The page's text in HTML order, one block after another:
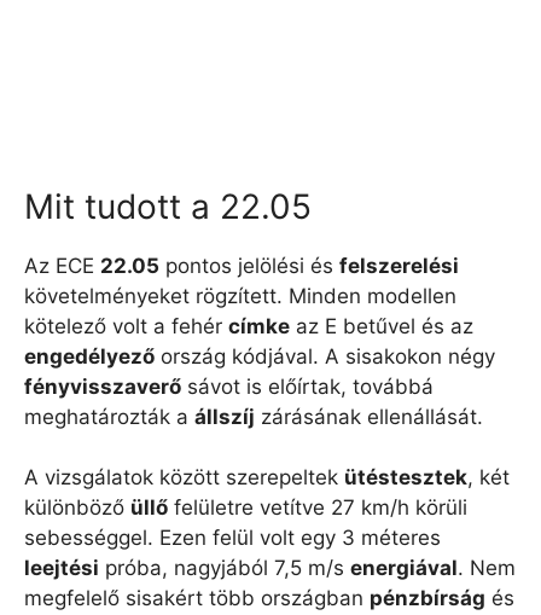
Mit tudott a 22.05
Az ECE 22.05 pontos jelölési és felszerelési
követelményeket rögzített. Minden modellen
kötelező volt a fehér címke az E betűvel és az
engedélyező ország kódjával. A sisakokon négy
fényvisszaverő sávot is előírtak, továbbá
meghatározták a állszíj zárásának ellenállását.
A vizsgálatok között szerepeltek ütéstesztek, két
különböző üllő felületre vetítve 27 km/h körüli
sebességgel. Ezen felül volt egy 3 méteres
leejtési próba, nagyjából 7,5 m/s energiával. Nem
megfelelő sisakért több országban pénzbírság és